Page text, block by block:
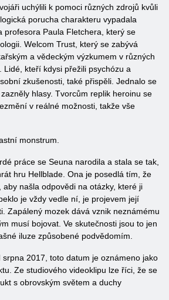
uchýlili k pomoci různých zdrojů kvůli
porucha charakteru vypadala
profesora Paula Fletchera, který se
Welcom Trust, který se zabývá
a vědeckým výzkumem v různých
Lidé, kteří kdysi přežili psychózu a
zkušenosti, také přispěli. Jednalo se
hlasy. Tvorcům replik heroinu se
v reálné možnosti, takže vše
monstrum.
práce se Seuna narodila a stala se tak,
hru Hellblade. Ona je posedlá tím, že
našla odpovědi na otázky, které ji
je vždy vedle ní, je projevem její
Zapálený mozek dává vznik neznámému
musí bojovat. Ve skutečnosti jsou to jen
iluze způsobené podvědomím.
srpna 2017, toto datum je oznámeno jako
Ze studiového videoklipu lze říci, že se
s obrovským světem a duchy